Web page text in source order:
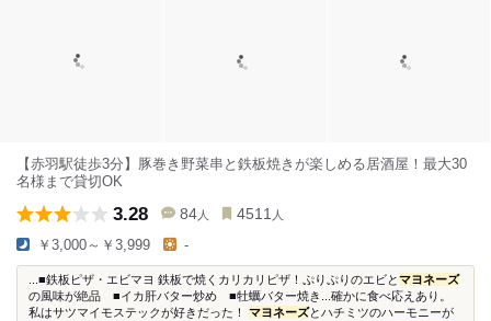
【赤羽駅徒歩3分】豚巻き野菜串と鉄板焼きが楽しめる居酒屋！最大30
名様まで貸切OK
3.28 84 人 4511 人
￥3,000～￥3,999 -
...■鉄板ピザ・エビマヨ 鉄板で焼くカリカリピザ！ぷりぷりのエビとマヨネーズ
の風味が絶品 ■イカ肝バター炒め ■牡蠣バター焼き...確かに食べ応えあり。
私はサツマイモステックが好きだった！ マヨネーズとハチミツのハーモニーが